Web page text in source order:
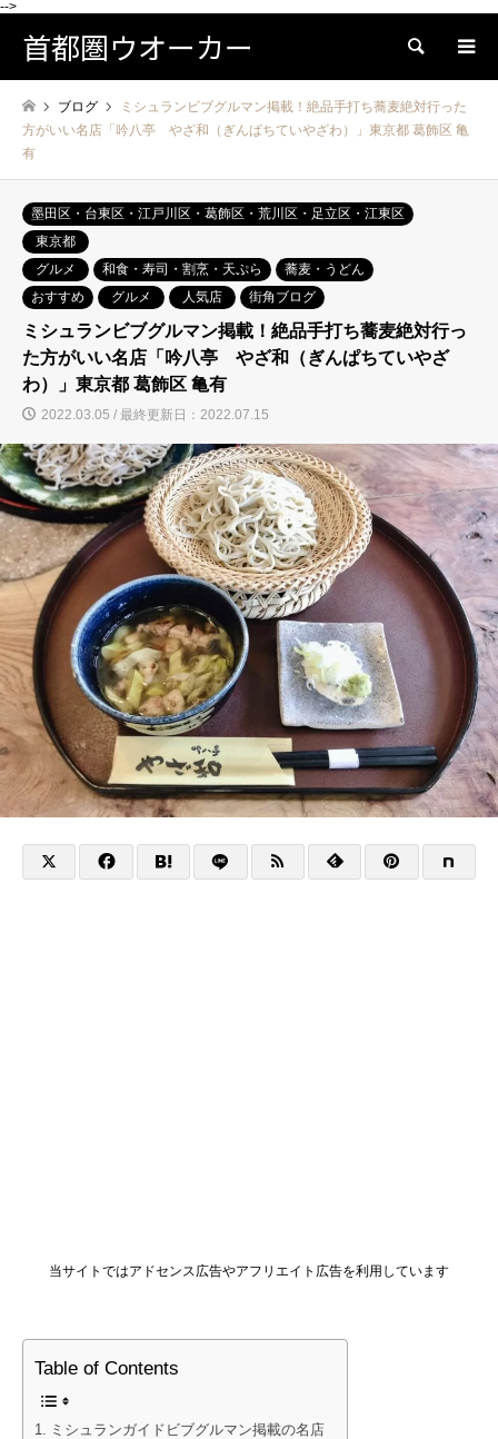
-->
首都圏ウオーカー 検索
ブログ
ミシュランビブグルマン掲載！絶品手打ち蕎麦絶対行った
方がいい名店「吟八亭 やざ和（ぎんぱちていやざわ）」東京都 葛飾区 亀
有
墨田区・台東区・江戸川区・葛飾区・荒川区・足立区・江東区
東京都
グルメ
和食・寿司・割烹・天ぷら
蕎麦・うどん
おすすめ
グルメ 人気店 街角ブログ
ミシュランビブグルマン掲載！絶品手打ち蕎麦絶対行っ
た方がいい名店「吟八亭 やざ和（ぎんぱちていやざ
わ）」東京都 葛飾区 亀有
2022.03.05 / 最終更新日：2022.07.15
当サイトではアドセンス広告やアフリエイト広告を利用しています
Table of Contents
ミシュランガイドビブグルマン掲載の名店